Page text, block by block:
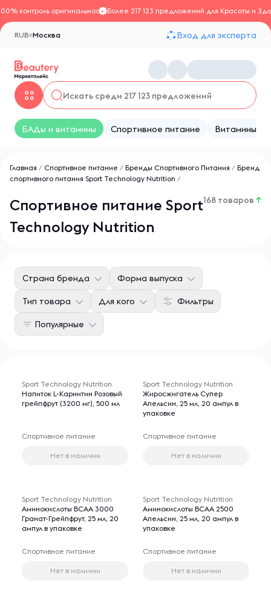
контроль оригинальностиБолее 217 123 предложений для Красоты и
Москва
RUB Вход для эксперта
БАДы и витамины Спортивное питание Витамины
Главная / Спортивное питание / Бренды Спортивного Питания / Бренд
спортивного питания Sport Technology Nutrition /
Спортивное питание Sport
Technology Nutrition
168 товаров ↑
Фильтры
Страна бренда Форма выпуска
Тип товара Для кого
Популярные
Sport Technology Nutrition
Напиток L-Карнитин Розовый
грейпфрут (3200 мг), 500 мл
Спортивное питание
Нет в наличии
Sport Technology Nutrition
Жиросжигатель Супер
Апельсин, 25 мл, 20 ампул в
упаковке
Спортивное питание
Нет в наличии
Sport Technology Nutrition
Аминокислоты BCAA 3000
Гранат-Грейпфрут, 25 мл, 20
ампул в упаковке
Спортивное питание
Нет в наличии
Sport Technology Nutrition
Аминокислоты BCAA 2500
Апельсин, 25 мл, 20 ампул в
упаковке
Спортивное питание
Нет в наличии